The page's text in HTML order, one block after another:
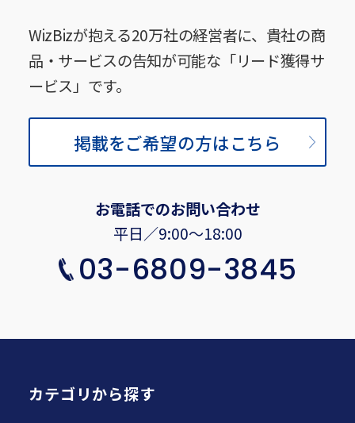
WizBizが抱える20万社の経営者に、貴社の商
品・サービスの告知が可能な「リード獲得サ
ービス」です。
掲載をご希望の方はこちら
お電話でのお問い合わせ
平日／9:00〜18:00
03-6809-3845
カテゴリから探す